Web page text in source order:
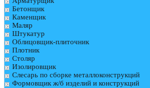
Бетонщик
Каменщик
Маляр
Штукатур
Облицовщик-плиточник
Плотник
Столяр
Изолировщик
Слесарь по сборке металлоконструкций
Формовщик ж/б изделий и конструкций